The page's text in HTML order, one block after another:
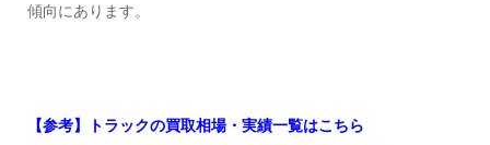
傾向にあります。
【参考】トラックの買取相場・実績一覧はこちら